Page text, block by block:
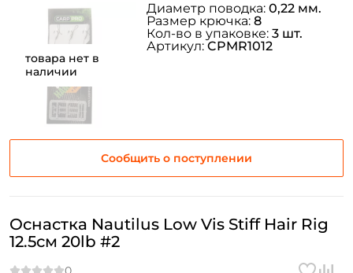
товара нет в
наличии
Сообщить о поступлении
Диаметр поводка: 0,22 мм.
Размер крючка: 8
Кол-во в упаковке: 3 шт.
Артикул:CPMR1012
Оснастка Nautilus Low Vis Stiff Hair Rig
12.5см 20lb #2